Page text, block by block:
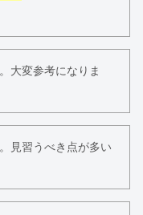
。大変参考になりま
。見習うべき点が多い